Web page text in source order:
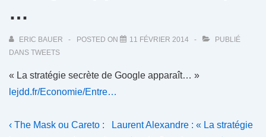
…
ERIC BAUER POSTED ON 11 FÉVRIER 2014
PUBLIÉ
DANS TWEETS
« La stratégie secrète de Google apparaît… »
lejdd.fr/Economie/Entre…
Navigation
Previous
‹ The Mask ou Careto :
Next
Laurent Alexandre : « La stratégie